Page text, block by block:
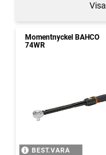
Visa
Momentnyckel BAHCO
74WR
BEST.VARA